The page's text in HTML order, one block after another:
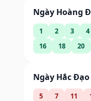
Ngày Hoàng
1 2 3 4
16
18 20
Ngày Hắc
5 7 11